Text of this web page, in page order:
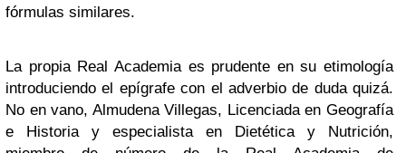
fórmulas similares.
La propia Real Academia es prudente en su etimología
introduciendo el epígrafe con el adverbio de duda quizá.
No en vano, Almudena Villegas, Licenciada en Geografía
e Historia y especialista en Dietética y Nutrición,